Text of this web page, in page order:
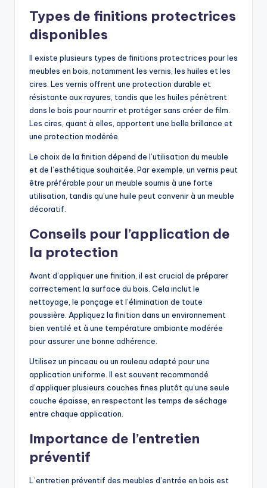
Types de finitions protectrices
disponibles
Il existe plusieurs types de finitions protectrices pour les
meubles en bois, notamment les vernis, les huiles et les
cires. Les vernis offrent une protection durable et
résistante aux rayures, tandis que les huiles pénètrent
dans le bois pour nourrir et protéger sans créer de film.
Les cires, quant à elles, apportent une belle brillance et
une protection modérée.
Le choix de la finition dépend de l’utilisation du meuble
et de l’esthétique souhaitée. Par exemple, un vernis peut
être préférable pour un meuble soumis à une forte
utilisation, tandis qu’une huile peut convenir à un meuble
décoratif.
Conseils pour l’application de
la protection
Avant d’appliquer une finition, il est crucial de préparer
correctement la surface du bois. Cela inclut le
nettoyage, le ponçage et l’élimination de toute
poussière. Appliquez la finition dans un environnement
bien ventilé et à une température ambiante modérée
pour assurer une bonne adhérence.
Utilisez un pinceau ou un rouleau adapté pour une
application uniforme. Il est souvent recommandé
d’appliquer plusieurs couches fines plutôt qu’une seule
couche épaisse, en respectant les temps de séchage
entre chaque application.
Importance de l’entretien
préventif
L’entretien préventif des meubles d’entrée en bois est